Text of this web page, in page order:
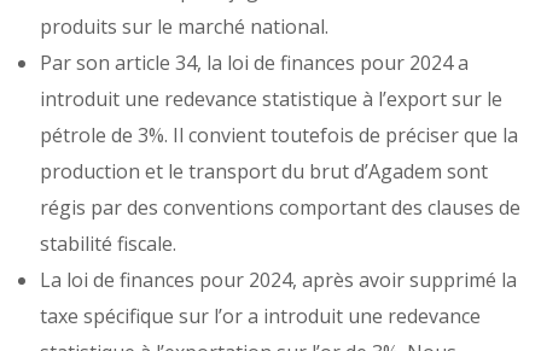
produits sur le marché national.
Par son article 34, la loi de finances pour 2024 a
introduit une redevance statistique à l’export sur le
pétrole de 3%. Il convient toutefois de préciser que la
production et le transport du brut d’Agadem sont
régis par des conventions comportant des clauses de
stabilité fiscale.
La loi de finances pour 2024, après avoir supprimé la
taxe spécifique sur l’or a introduit une redevance